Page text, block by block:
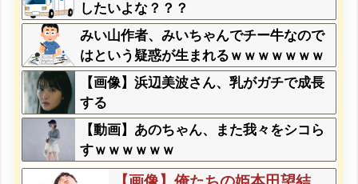
したいよな？？？
みい山作者、みいちゃんでチー牛なので
はという疑惑が生まれるｗｗｗｗｗｗｗ
【画像】浜辺美波さん、乳がガチで成長
する
【動画】あのちゃん、また我々をシコら
すｗｗｗｗｗｗ